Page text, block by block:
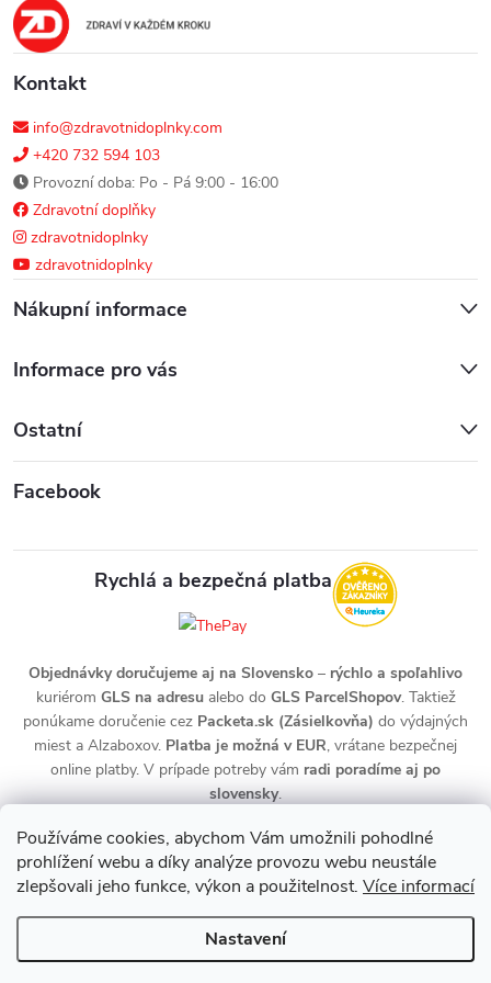
Používáme cookies, abychom Vám umožnili pohodlné
prohlížení webu a díky analýze provozu webu neustále
zlepšovali jeho funkce, výkon a použitelnost. Více informací
Nastavení
k
y
v
ý
p
i
s
u
Kontakt
info@zdravotnidoplnky.com
+420 732 594 103
Provozní doba: Po - Pá 9:00 - 16:00
Zdravotní doplňky
zdravotnidoplnky
zdravotnidoplnky
Nákupní informace
Informace pro vás
Ostatní
Facebook
Rychlá a bezpečná platba
Objednávky doručujeme aj na Slovensko – rýchlo a spoľahlivo
kuriérom GLS na adresualebo do GLS ParcelShopov. Taktiež
ponúkame doručenie cez Packeta.sk (Zásielkovňa) do výdajných
miest a Alzaboxov. Platba je možná v EUR, vrátane bezpečnej
online platby. V prípade potreby vám radi poradíme aj po
slovensky.
Copyright 2026zdravotnidoplnky.com. Všechna práva vyhrazena.